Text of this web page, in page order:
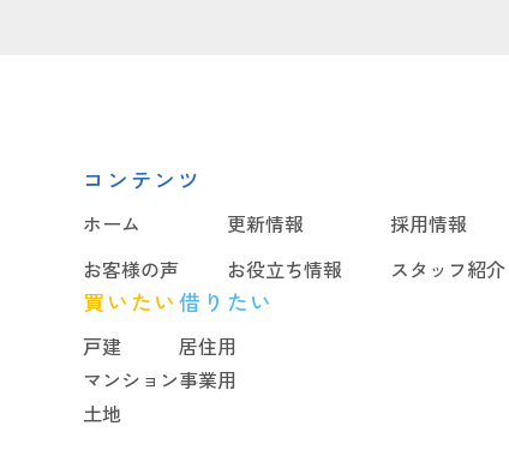
コンテンツ
ホーム 更新情報 採用情報
お客様の声
お役立ち情報 スタッフ紹介
買いたい
戸建
マンション
土地
借りたい
居住用
事業用